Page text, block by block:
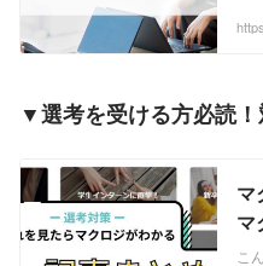
実
▼選考を受ける方必読
マ
マ
こ